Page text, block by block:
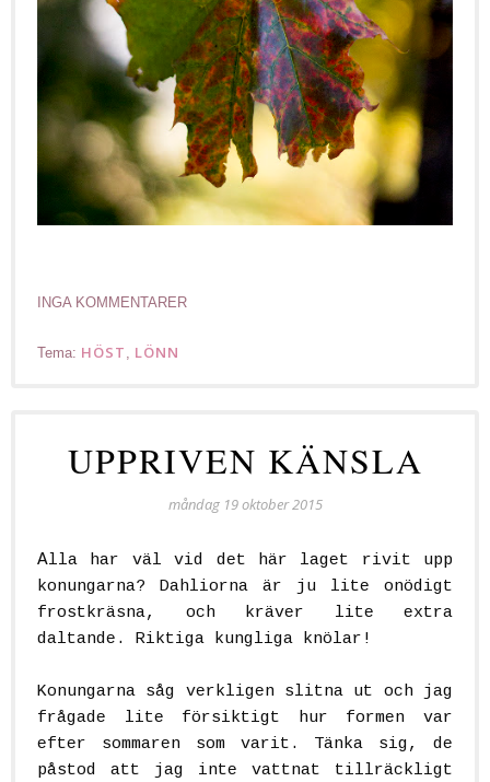
INGA KOMMENTARER
Tema: HÖST , LÖNN
UPPRIVEN KÄNSLA
måndag 19 oktober 2015
Alla har väl vid det här laget rivit upp
konungarna? Dahliorna är ju lite onödigt
frostkräsna, och kräver lite extra
daltande. Riktiga kungliga knölar!
Konungarna såg verkligen slitna ut och jag
frågade lite försiktigt hur formen var
efter sommaren som varit. Tänka sig, de
påstod att jag inte vattnat tillräckligt